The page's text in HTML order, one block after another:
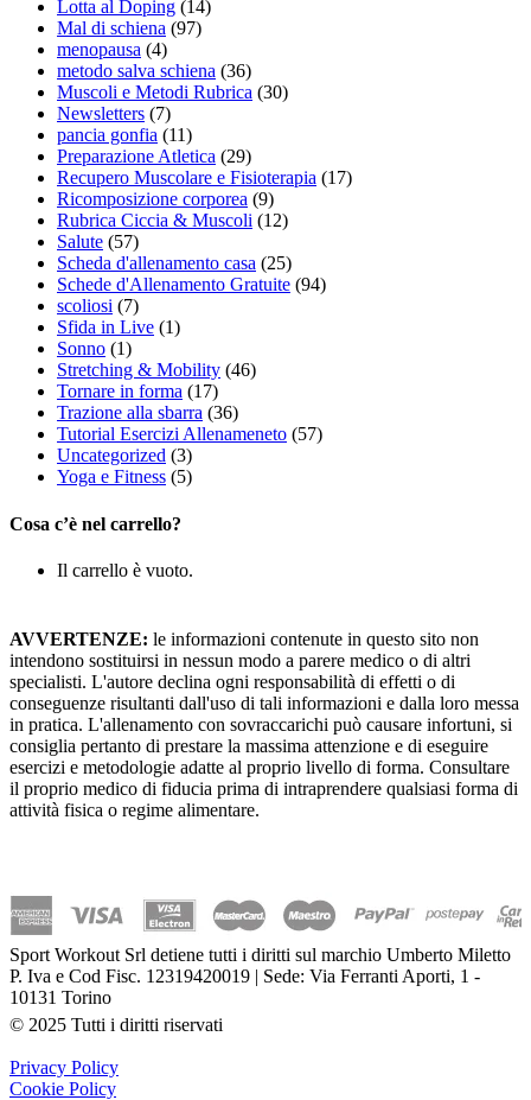
Lotta al Doping (14)
Mal di schiena (97)
menopausa (4)
metodo salva schiena (36)
Muscoli e Metodi Rubrica (30)
Newsletters (7)
pancia gonfia (11)
Preparazione Atletica (29)
Recupero Muscolare e Fisioterapia (17)
Ricomposizione corporea (9)
Rubrica Ciccia & Muscoli (12)
Salute (57)
Scheda d'allenamento casa (25)
Schede d'Allenamento Gratuite (94)
scoliosi (7)
Sfida in Live (1)
Sonno (1)
Stretching & Mobility (46)
Tornare in forma (17)
Trazione alla sbarra (36)
Tutorial Esercizi Allenameneto (57)
Uncategorized (3)
Yoga e Fitness (5)
Cosa c’è nel carrello?
Il carrello è vuoto.
AVVERTENZE: le informazioni contenute in questo sito non
intendono sostituirsi in nessun modo a parere medico o di altri
specialisti. L'autore declina ogni responsabilità di effetti o di
conseguenze risultanti dall'uso di tali informazioni e dalla loro messa
in pratica. L'allenamento con sovraccarichi può causare infortuni, si
consiglia pertanto di prestare la massima attenzione e di eseguire
esercizi e metodologie adatte al proprio livello di forma. Consultare
il proprio medico di fiducia prima di intraprendere qualsiasi forma di
attività fisica o regime alimentare.
Sport Workout Srl detiene tutti i diritti sul marchio Umberto Miletto
P. Iva e Cod Fisc. 12319420019 | Sede: Via Ferranti Aporti, 1 -
10131 Torino
© 2025 Tutti i diritti riservati
Privacy Policy
Cookie Policy